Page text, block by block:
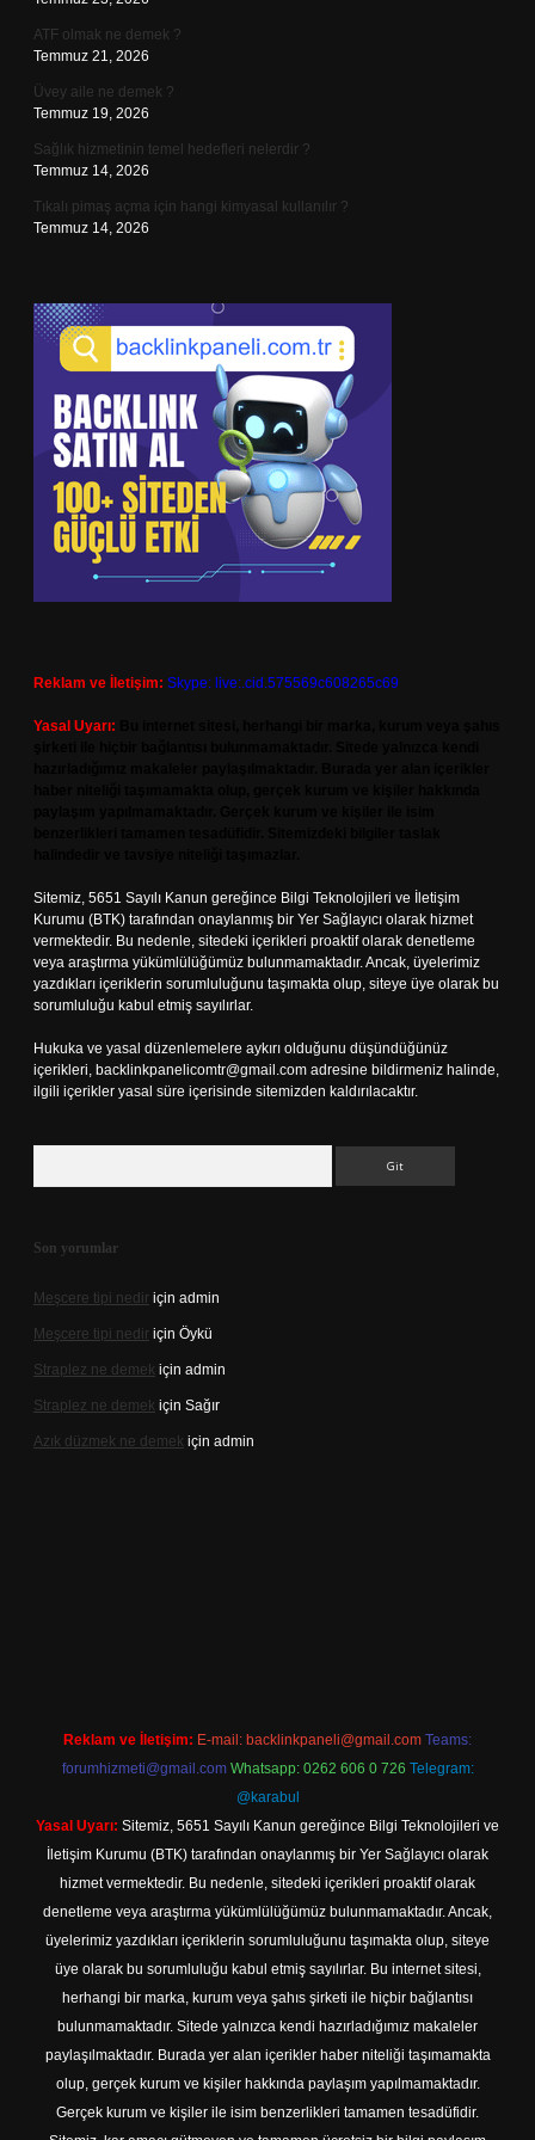
ATF olmak ne demek ?
Temmuz 21, 2026
Üvey aile ne demek ?
Temmuz 19, 2026
Sağlık hizmetinin temel hedefleri nelerdir ?
Temmuz 14, 2026
Tıkalı pimaş açma için hangi kimyasal kullanılır ?
Temmuz 14, 2026
Reklam ve İletişim: Skype: live:.cid.575569c608265c69
Yasal Uyarı:
Sitemiz, 5651 Sayılı Kanun gereğince Bilgi Teknolojileri ve İletişim
Kurumu (BTK) tarafından onaylanmış bir Yer Sağlayıcı olarak hizmet
vermektedir. Bu nedenle, sitedeki içerikleri proaktif olarak denetleme
veya araştırma yükümlülüğümüz bulunmamaktadır. Ancak, üyelerimiz
yazdıkları içeriklerin sorumluluğunu taşımakta olup, siteye üye olarak bu
sorumluluğu kabul etmiş sayılırlar.
Hukuka ve yasal düzenlemelere aykırı olduğunu düşündüğünüz
içerikleri, backlinkpanelicomtr@gmail.com adresine bildirmeniz halinde,
ilgili içerikler yasal süre içerisinde sitemizden kaldırılacaktır.
Son yorumlar
Meşcere tipi nedir için admin
Meşcere tipi nedir için Öykü
Straplez ne demek için admin
Straplez ne demek için Sağır
Azık düzmek ne demek için admin
Reklam ve İletişim: E-mail: backlinkpaneli@gmail.com Teams:
forumhizmeti@gmail.com Whatsapp: 0262 606 0 726 Telegram:
@karabul
Yasal Uyarı: Sitemiz, 5651 Sayılı Kanun gereğince Bilgi Teknolojileri ve
İletişim Kurumu (BTK) tarafından onaylanmış bir Yer Sağlayıcı olarak
hizmet vermektedir. Bu nedenle, sitedeki içerikleri proaktif olarak
denetleme veya araştırma yükümlülüğümüz bulunmamaktadır. Ancak,
üyelerimiz yazdıkları içeriklerin sorumluluğunu taşımakta olup, siteye
üye olarak bu sorumluluğu kabul etmiş sayılırlar. Bu internet sitesi,
herhangi bir marka, kurum veya şahıs şirketi ile hiçbir bağlantısı
bulunmamaktadır. Sitede yalnızca kendi hazırladığımız makaleler
paylaşılmaktadır. Burada yer alan içerikler haber niteliği taşımamakta
olup, gerçek kurum ve kişiler hakkında paylaşım yapılmamaktadır.
Gerçek kurum ve kişiler ile isim benzerlikleri tamamen tesadüfidir.